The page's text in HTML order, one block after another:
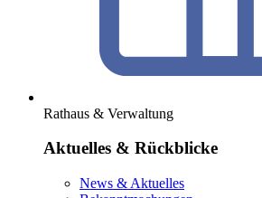
Rathaus & Verwaltung
Aktuelles & Rückblicke
News & Aktuelles